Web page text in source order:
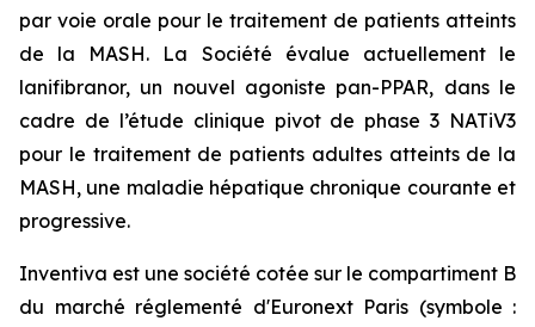
par voie orale pour le traitement de patients atteints
de la MASH. La Société évalue actuellement le
lanifibranor, un nouvel agoniste pan-PPAR, dans le
cadre de l’étude clinique pivot de phase 3 NATiV3
pour le traitement de patients adultes atteints de la
MASH, une maladie hépatique chronique courante et
progressive.
Inventiva est une société cotée sur le compartiment B
du marché réglementé d'Euronext Paris (symbole :